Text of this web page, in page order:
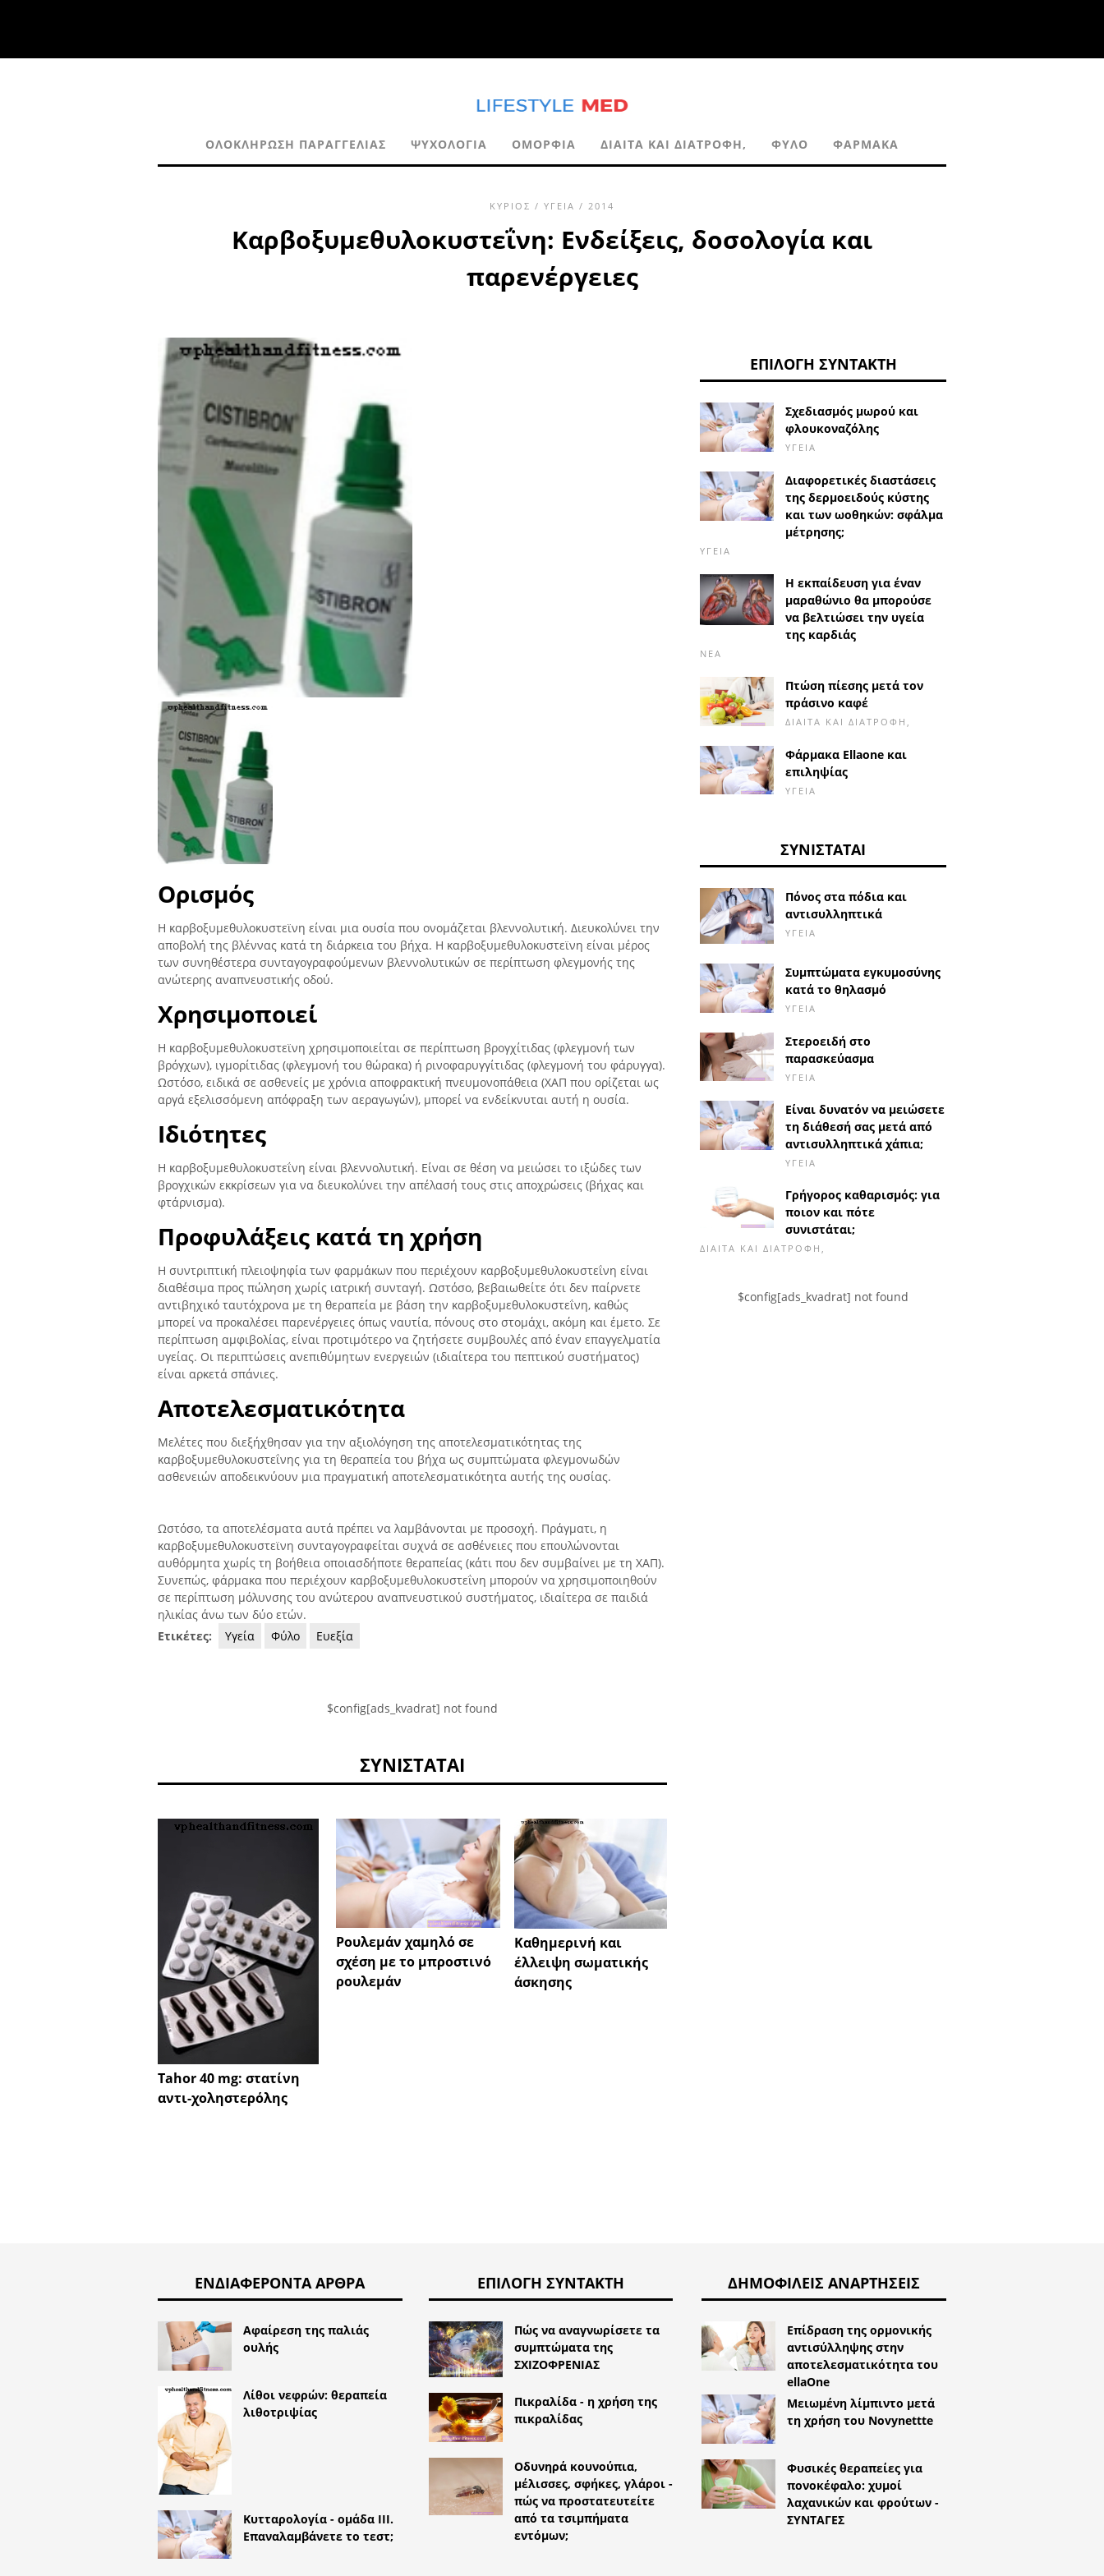
ΟΛΟΚΛΉΡΩΣΗ ΠΑΡΑΓΓΕΛΊΑΣ ΨΥΧΟΛΟΓΊΑ ΟΜΟΡΦΙΆ ΔΊΑΙΤΑ ΚΑΙ ΔΙΑΤΡΟΦΉ, ΦΎΛΟ ΦΆΡΜΑΚΑ
ΚΎΡΙΟΣ / ΥΓΕΊΑ / 2014
Καρβοξυμεθυλοκυστεΐνη: Ενδείξεις, δοσολογία και
παρενέργειες
Ορισμός
Η καρβοξυμεθυλοκυστεϊνη είναι μια ουσία που ονομάζεται βλεννολυτική. Διευκολύνει την
αποβολή της βλέννας κατά τη διάρκεια του βήχα. Η καρβοξυμεθυλοκυστεϊνη είναι μέρος
των συνηθέστερα συνταγογραφούμενων βλεννολυτικών σε περίπτωση φλεγμονής της
ανώτερης αναπνευστικής οδού.
Χρησιμοποιεί
Η καρβοξυμεθυλοκυστεϊνη χρησιμοποιείται σε περίπτωση βρογχίτιδας (φλεγμονή των
βρόγχων), ιγμορίτιδας (φλεγμονή του θώρακα) ή ρινοφαρυγγίτιδας (φλεγμονή του φάρυγγα).
Ωστόσο, ειδικά σε ασθενείς με χρόνια αποφρακτική πνευμονοπάθεια (ΧΑΠ που ορίζεται ως
αργά εξελισσόμενη απόφραξη των αεραγωγών), μπορεί να ενδείκνυται αυτή η ουσία.
Ιδιότητες
Η καρβοξυμεθυλοκυστεΐνη είναι βλεννολυτική. Είναι σε θέση να μειώσει το ιξώδες των
βρογχικών εκκρίσεων για να διευκολύνει την απέλασή τους στις αποχρώσεις (βήχας και
φτάρνισμα).
Προφυλάξεις κατά τη χρήση
Η συντριπτική πλειοψηφία των φαρμάκων που περιέχουν καρβοξυμεθυλοκυστεΐνη είναι
διαθέσιμα προς πώληση χωρίς ιατρική συνταγή. Ωστόσο, βεβαιωθείτε ότι δεν παίρνετε
αντιβηχικό ταυτόχρονα με τη θεραπεία με βάση την καρβοξυμεθυλοκυστεΐνη, καθώς
μπορεί να προκαλέσει παρενέργειες όπως ναυτία, πόνους στο στομάχι, ακόμη και έμετο. Σε
περίπτωση αμφιβολίας, είναι προτιμότερο να ζητήσετε συμβουλές από έναν επαγγελματία
υγείας. Οι περιπτώσεις ανεπιθύμητων ενεργειών (ιδιαίτερα του πεπτικού συστήματος)
είναι αρκετά σπάνιες.
Αποτελεσματικότητα
Μελέτες που διεξήχθησαν για την αξιολόγηση της αποτελεσματικότητας της
καρβοξυμεθυλοκυστεΐνης για τη θεραπεία του βήχα ως συμπτώματα φλεγμονωδών
ασθενειών αποδεικνύουν μια πραγματική αποτελεσματικότητα αυτής της ουσίας.
Ωστόσο, τα αποτελέσματα αυτά πρέπει να λαμβάνονται με προσοχή. Πράγματι, η
καρβοξυμεθυλοκυστεϊνη συνταγογραφείται συχνά σε ασθένειες που επουλώνονται
αυθόρμητα χωρίς τη βοήθεια οποιασδήποτε θεραπείας (κάτι που δεν συμβαίνει με τη ΧΑΠ).
Συνεπώς, φάρμακα που περιέχουν καρβοξυμεθυλοκυστεΐνη μπορούν να χρησιμοποιηθούν
σε περίπτωση μόλυνσης του ανώτερου αναπνευστικού συστήματος, ιδιαίτερα σε παιδιά
ηλικίας άνω των δύο ετών.
Ετικέτες:
Υγεία Φύλο Ευεξία
$config[ads_kvadrat] not found
ΣΥΝΙΣΤΆΤΑΙ
Tahor 40 mg: στατίνη
αντι-χοληστερόλης
Ρουλεμάν χαμηλό σε
σχέση με το μπροστινό
ρουλεμάν
Καθημερινή και
έλλειψη σωματικής
άσκησης
ΕΠΙΛΟΓΉ ΣΥΝΤΆΚΤΗ
Σχεδιασμός μωρού και
φλουκοναζόλης
ΥΓΕΊΑ
Διαφορετικές διαστάσεις
της δερμοειδούς κύστης
και των ωοθηκών: σφάλμα
μέτρησης;
ΥΓΕΊΑ
Η εκπαίδευση για έναν
μαραθώνιο θα μπορούσε
να βελτιώσει την υγεία
της καρδιάς
ΝΈΑ
Πτώση πίεσης μετά τον
πράσινο καφέ
ΔΊΑΙΤΑ ΚΑΙ ΔΙΑΤΡΟΦΉ,
Φάρμακα Ellaone και
επιληψίας
ΥΓΕΊΑ
ΣΥΝΙΣΤΆΤΑΙ
Πόνος στα πόδια και
αντισυλληπτικά
ΥΓΕΊΑ
Συμπτώματα εγκυμοσύνης
κατά το θηλασμό
ΥΓΕΊΑ
Στεροειδή στο
παρασκεύασμα
ΥΓΕΊΑ
Είναι δυνατόν να μειώσετε
τη διάθεσή σας μετά από
αντισυλληπτικά χάπια;
ΥΓΕΊΑ
Γρήγορος καθαρισμός: για
ποιον και πότε
συνιστάται;
ΔΊΑΙΤΑ ΚΑΙ ΔΙΑΤΡΟΦΉ,
$config[ads_kvadrat] not found
ΕΝΔΙΑΦΈΡΟΝΤΑ ΆΡΘΡΑ
Αφαίρεση της παλιάς
ουλής
Λίθοι νεφρών: θεραπεία
λιθοτριψίας
Κυτταρολογία - ομάδα III.
Επαναλαμβάνετε το τεστ;
ΕΠΙΛΟΓΉ ΣΥΝΤΆΚΤΗ
Πώς να αναγνωρίσετε τα
συμπτώματα της
ΣΧΙΖΟΦΡΕΝΙΑΣ
Πικραλίδα - η χρήση της
πικραλίδας
Οδυνηρά κουνούπια,
μέλισσες, σφήκες, γλάροι -
πώς να προστατευτείτε
από τα τσιμπήματα
εντόμων;
ΔΗΜΟΦΙΛΕΊΣ ΑΝΑΡΤΉΣΕΙΣ
Επίδραση της ορμονικής
αντισύλληψης στην
αποτελεσματικότητα του
ellaOne
Μειωμένη λίμπιντο μετά
τη χρήση του Novynettte
Φυσικές θεραπείες για
πονοκέφαλο: χυμοί
λαχανικών και φρούτων -
ΣΥΝΤΑΓΕΣ